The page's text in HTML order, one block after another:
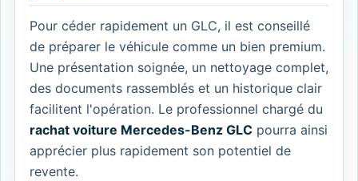
Pour céder rapidement un GLC, il est conseillé
de préparer le véhicule comme un bien premium.
Une présentation soignée, un nettoyage complet,
des documents rassemblés et un historique clair
facilitent l'opération. Le professionnel chargé du
rachat voiture Mercedes-Benz GLC pourra ainsi
apprécier plus rapidement son potentiel de
revente.